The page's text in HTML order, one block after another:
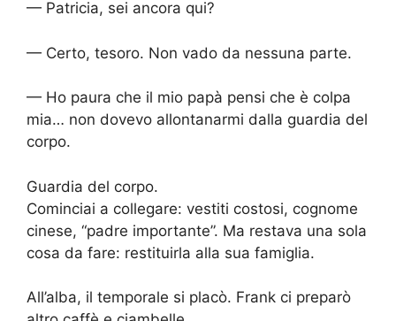
— Patricia, sei ancora qui?
— Certo, tesoro. Non vado da nessuna parte.
— Ho paura che il mio papà pensi che è colpa
mia… non dovevo allontanarmi dalla guardia del
corpo.
Guardia del corpo.
Cominciai a collegare: vestiti costosi, cognome
cinese, “padre importante”. Ma restava una sola
cosa da fare: restituirla alla sua famiglia.
All’alba, il temporale si placò. Frank ci preparò